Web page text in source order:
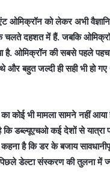
ओमिक्रॉन को लेकर अभी
चलते दहशत में हैं. जबकि
है. ओमिक्रॉन की सबसे पहले
बहुत जल्दी ही सही भी हो
भी मामला सामने नहीं आया
कि डब्ल्यूएचओ कई देशों से
है कि डर के बजाय
डेल्टा संस्करण की तुलना में